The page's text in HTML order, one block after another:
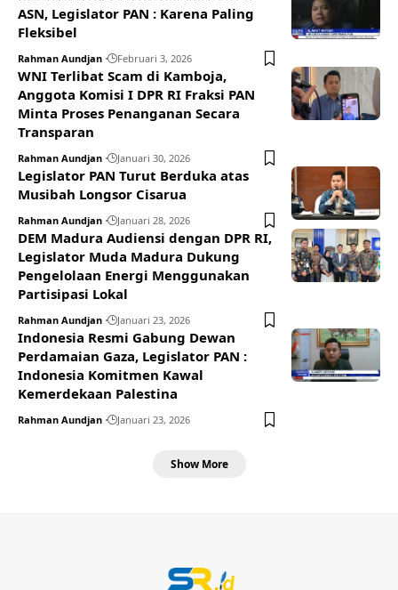
ASN, Legislator PAN : Karena Paling
Fleksibel
Rahman Aundjan Februari 3, 2026
WNI Terlibat Scam di Kamboja,
Anggota Komisi I DPR RI Fraksi PAN
Minta Proses Penanganan Secara
Transparan
Rahman Aundjan Januari 30, 2026
Legislator PAN Turut Berduka atas
Musibah Longsor Cisarua
Rahman Aundjan Januari 28, 2026
DEM Madura Audiensi dengan DPR RI,
Legislator Muda Madura Dukung
Pengelolaan Energi Menggunakan
Partisipasi Lokal
Rahman Aundjan Januari 23, 2026
Indonesia Resmi Gabung Dewan
Perdamaian Gaza, Legislator PAN :
Indonesia Komitmen Kawal
Kemerdekaan Palestina
Rahman Aundjan Januari 23, 2026
Show More